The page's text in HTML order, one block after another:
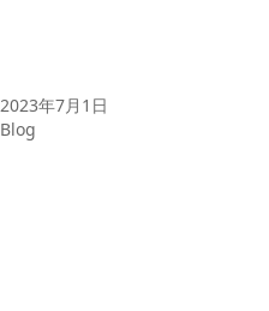
2023年7月1日
Blog